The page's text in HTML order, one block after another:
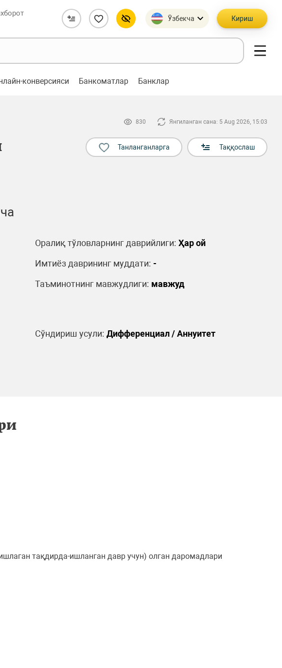
Ўзбекча Кириш
конверсияси Банкоматлар Банклар
830 Янгиланган сана: 5 Aug 2026, 15:03
Танланганларга Таққослаш
Оралиқ тўловларнинг даврийлиги: Ҳар ой
Имтиёз даврининг муддати: -
Таъминотнинг мавжудлиги: мавжуд
Сўндириш усули: Дифференциал / Аннуитет
тақдирда-ишланган давр учун) олган даромадлари